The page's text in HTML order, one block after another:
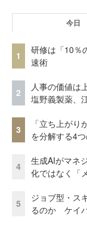
今日
1
研修は「10％
速術
2
人事の価値は
塩野義製薬、
3
「立ち上が
を分解する4
4
生成AIがマネ
化ではなく「
5
ジョブ型・ス
るのか ケイ